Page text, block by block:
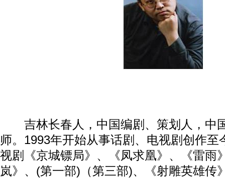
吉林长春人，中国编剧、策划人，中
师。1993年开始从事话剧、电视剧创作至
视剧《京城镖局》、《凤求凰》、《雷雨
岚》、(第一部)（第三部)、《射雕英雄传